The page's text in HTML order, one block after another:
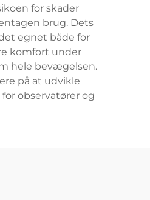
for skader
brug. Dets
egnet både for
komfort under
hele bevægelsen.
på at udvikle
observatører og